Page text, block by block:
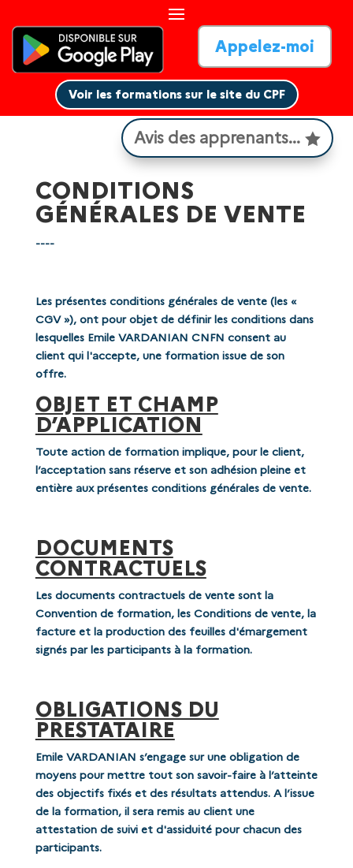
Avis des apprenants...
Appelez-moi
Voir les formations sur le site du CPF
CONDITIONS
GÉNÉRALES DE VENTE
----
Les présentes conditions générales de vente (les «
CGV »), ont pour objet de définir les conditions dans
lesquelles Emile VARDANIAN CNFN consent au
client qui l'accepte, une formation issue de son
offre.
OBJET ET CHAMP
D’APPLICATION
Toute action de formation implique, pour le client,
l’acceptation sans réserve et son adhésion pleine et
entière aux présentes conditions générales de vente.
DOCUMENTS
CONTRACTUELS
Les documents contractuels de vente sont la
Convention de formation, les Conditions de vente, la
facture et la production des feuilles d'émargement
signés par les participants à la formation.
OBLIGATIONS DU
PRESTATAIRE
Emile VARDANIAN s’engage sur une obligation de
moyens pour mettre tout son savoir-faire à l’atteinte
des objectifs fixés et des résultats attendus. A l’issue
de la formation, il sera remisau client une
attestation de suivi et d'assiduitépour chacun des
participants.